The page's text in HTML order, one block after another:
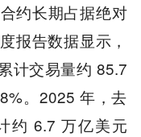
约长期占据绝对
报告数据显示，
计交易量约 85.7
。2025 年，去
约 6.7 万亿美元